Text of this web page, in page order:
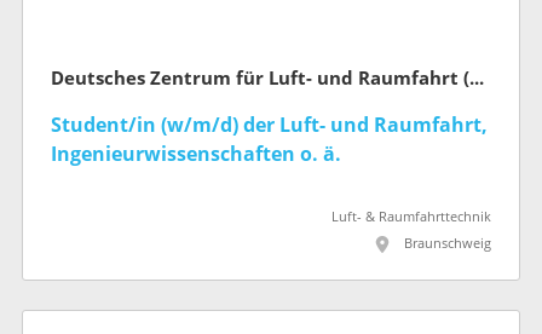
Deutsches Zentrum für Luft- und Raumfahrt (DLR)
Student/in (w/m/d) der Luft- und Raumfahrt,
Ingenieurwissenschaften o. ä.
Luft- & Raumfahrttechnik
Braunschweig